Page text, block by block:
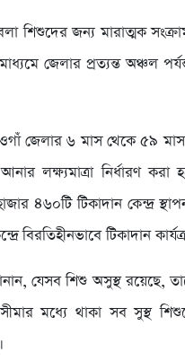
শিশুদের জন্য মারাত্মক
জেলার প্রত্যন্ত অঞ্চল
নওগাঁ জেলার ৬ মাস থেকে ৫৯
লক্ষ্যমাত্রা নির্ধারণ করা
৪৬০টি টিকাদান কেন্দ্র
বিরতিহীনভাবে টিকাদান
যেসব শিশু অসুস্থ রয়েছে,
মধ্যে থাকা সব সুস্থ